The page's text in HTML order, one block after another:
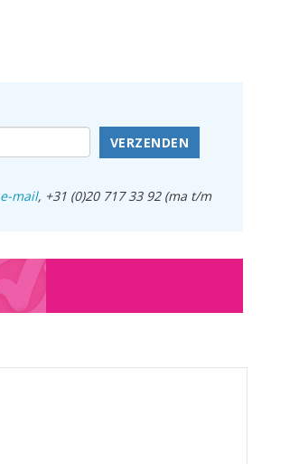
VERZENDEN
e-mail, +31 (0)20 717 33 92 (ma t/m